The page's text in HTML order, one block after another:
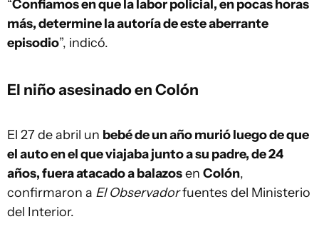
“Confiamos en que la labor policial, en pocas horas
más, determine la autoría de este aberrante
episodio”, indicó.
El niño asesinado en Colón
El 27 de abril un bebé de un año murió luego de que
el auto en el que viajaba junto a su padre, de 24
años, fuera atacado a balazosen Colón,
confirmaron a El Observadorfuentes del Ministerio
del Interior.